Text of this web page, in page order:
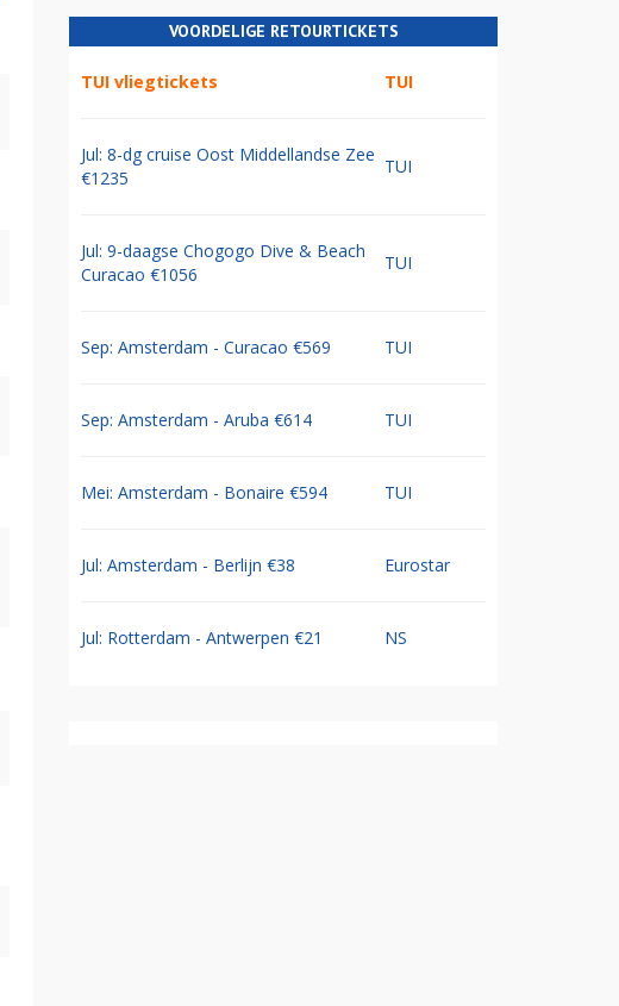
VOORDELIGE RETOURTICKETS
TUI vliegtickets TUI
Jul: 8-dg cruise Oost Middellandse Zee
€1235
TUI
Jul: 9-daagse Chogogo Dive & Beach
Curacao €1056
TUI
Sep: Amsterdam - Curacao €569 TUI
Sep: Amsterdam - Aruba €614 TUI
Mei: Amsterdam - Bonaire €594 TUI
Jul: Amsterdam - Berlijn €38 Eurostar
Jul: Rotterdam - Antwerpen €21 NS